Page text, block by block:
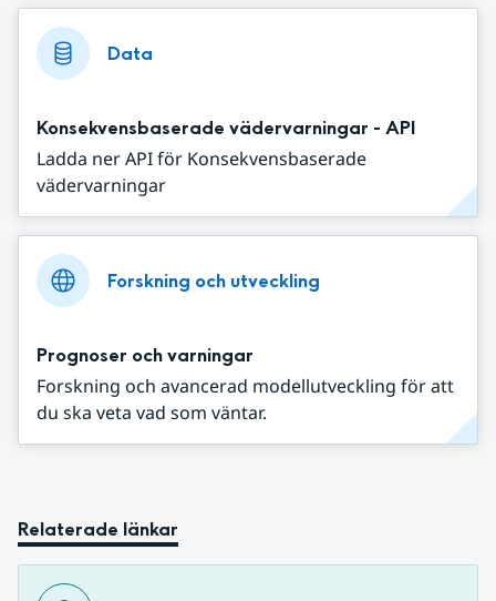
Data
Konsekvensbaserade vädervarningar - API
Ladda ner API för Konsekvensbaserade
vädervarningar
Forskning och utveckling
Prognoser och varningar
Forskning och avancerad modellutveckling för att
du ska veta vad som väntar.
Relaterade länkar